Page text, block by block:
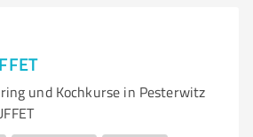
und Kochkurse in Pesterwitz